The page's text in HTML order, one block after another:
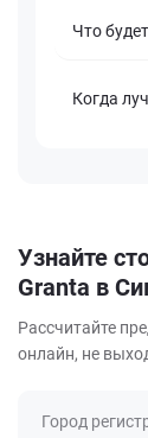
Что
Когда
Узнайте
Granta в
Рассчитайте
онлайн, не
Город